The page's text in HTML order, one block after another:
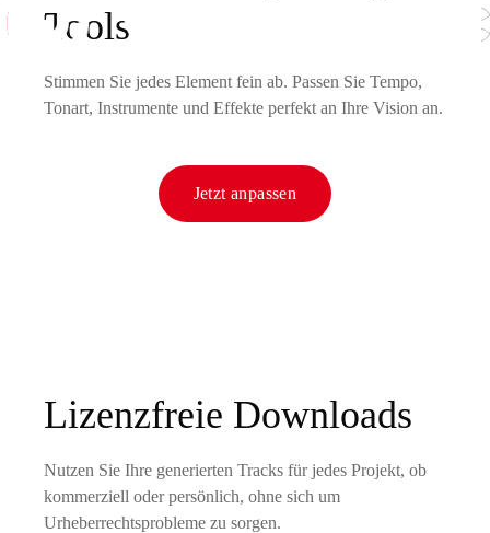
Tools
Stimmen Sie jedes Element fein ab. Passen Sie Tempo,
Tonart, Instrumente und Effekte perfekt an Ihre Vision an.
Jetzt anpassen
Lizenzfreie Downloads
Nutzen Sie Ihre generierten Tracks für jedes Projekt, ob
kommerziell oder persönlich, ohne sich um
Urheberrechtsprobleme zu sorgen.